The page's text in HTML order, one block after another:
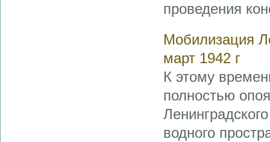
проведения
Мобилизация
март 1942 г
К этому
полностью
водного